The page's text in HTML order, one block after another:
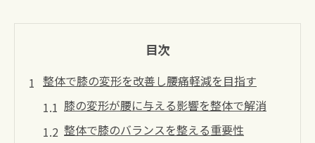
目次
整体で膝の変形を改善し腰痛軽減を目指す
膝の変形が腰に与える影響を整体で解消
整体で膝のバランスを整える重要性